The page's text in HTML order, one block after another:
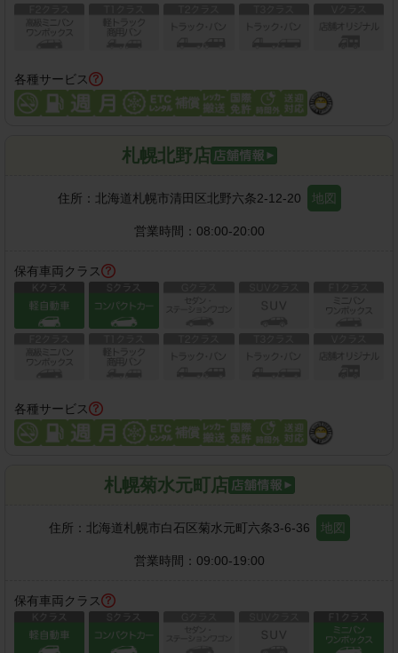
各種サービス
札幌北野店
住所： 北海道札幌市清田区北野六条2-12-20 地図
営業時間： 08:00-20:00
保有車両クラス
各種サービス
札幌菊水元町店
住所： 北海道札幌市白石区菊水元町六条3-6-36 地図
営業時間： 09:00-19:00
保有車両クラス